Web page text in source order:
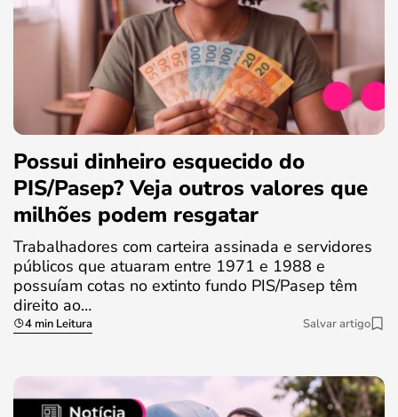
Possui dinheiro esquecido do
PIS/Pasep? Veja outros valores que
milhões podem resgatar
Trabalhadores com carteira assinada e servidores
públicos que atuaram entre 1971 e 1988 e
possuíam cotas no extinto fundo PIS/Pasep têm
direito ao…
4 min Leitura Salvar artigo